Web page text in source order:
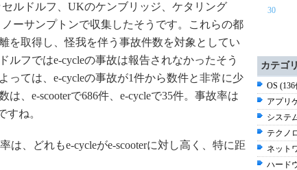
ルドルフ、UKのケンブリッジ、ケタリング
ーサンプトンで収集したそうです。これらの都
を取得し、怪我を伴う事故件数を対象としてい
ルフではe-cycleの事故は報告されなかったそう
っては、e-cycleの事故が1件から数件と非常に少
、e-scooterで686件、e-cycleで35件。事故率は
すね。
、どれもe-cycleがe-scooterに対し高く、特に距
30
カテゴ
OS
アプリ
システ
テクノ
ネット
ハード